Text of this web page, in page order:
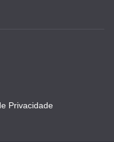
Privacidade